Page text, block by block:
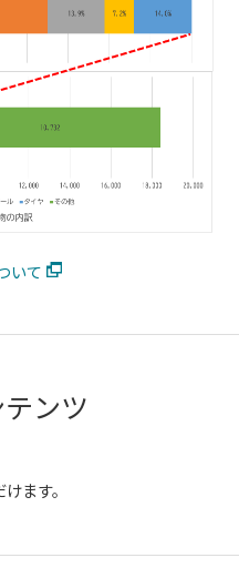
いて
ンツ
ます。